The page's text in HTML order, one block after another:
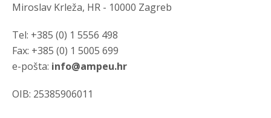
Miroslav Krleža, HR - 10000 Zagreb
Tel: +385 (0) 1 5556 498
Fax: +385 (0) 1 5005 699
e-pošta: info@ampeu.hr
OIB: 25385906011